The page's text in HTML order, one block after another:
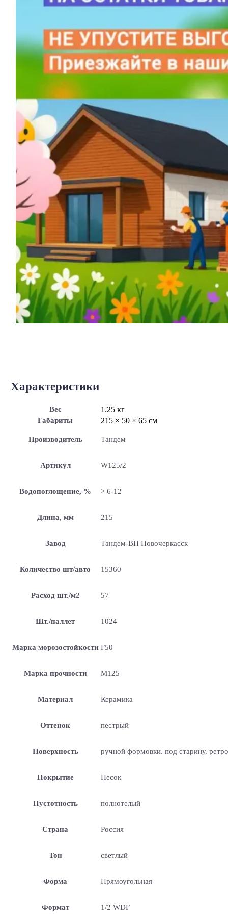
Характеристики
Вес 1.25 кг
Габариты 215 × 50 × 65 см
Производитель Тандем
Артикул W125/2
Водопоглощение, % > 6-12
Длина, мм 215
Завод Тандем-ВП Новочеркасск
Количество шт/авто 15360
Расход шт./м2 57
Шт./паллет 1024
Марка морозостойкости F50
Марка прочности М125
Материал Керамика
Оттенок пестрый
Поверхность ручной формовки. под старину. ретро
Покрытие Песок
Пустотность полнотелый
Страна Россия
Тон светлый
Форма Прямоугольная
Формат 1/2 WDF